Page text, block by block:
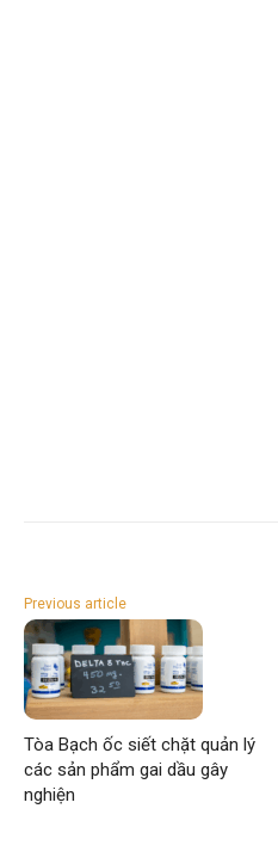
Previous article
Tòa Bạch ốc siết chặt quản lý
các sản phẩm gai dầu gây
nghiện